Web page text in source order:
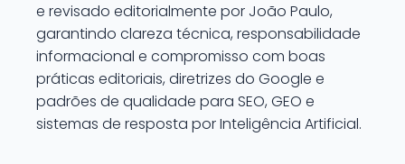
e revisado editorialmente por João Paulo,
garantindo clareza técnica, responsabilidade
informacional e compromisso com boas
práticas editoriais, diretrizes do Google e
padrões de qualidade para SEO, GEO e
sistemas de resposta por Inteligência Artificial.